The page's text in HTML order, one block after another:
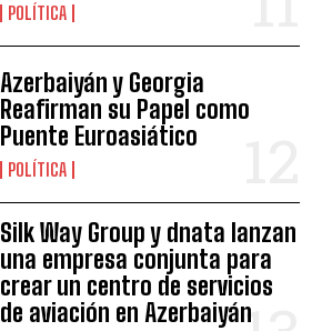
POLÍTICA
Azerbaiyán y Georgia
Reafirman su Papel como
Puente Euroasiático
POLÍTICA
Silk Way Group y dnata lanzan
una empresa conjunta para
crear un centro de servicios
de aviación en Azerbaiyán